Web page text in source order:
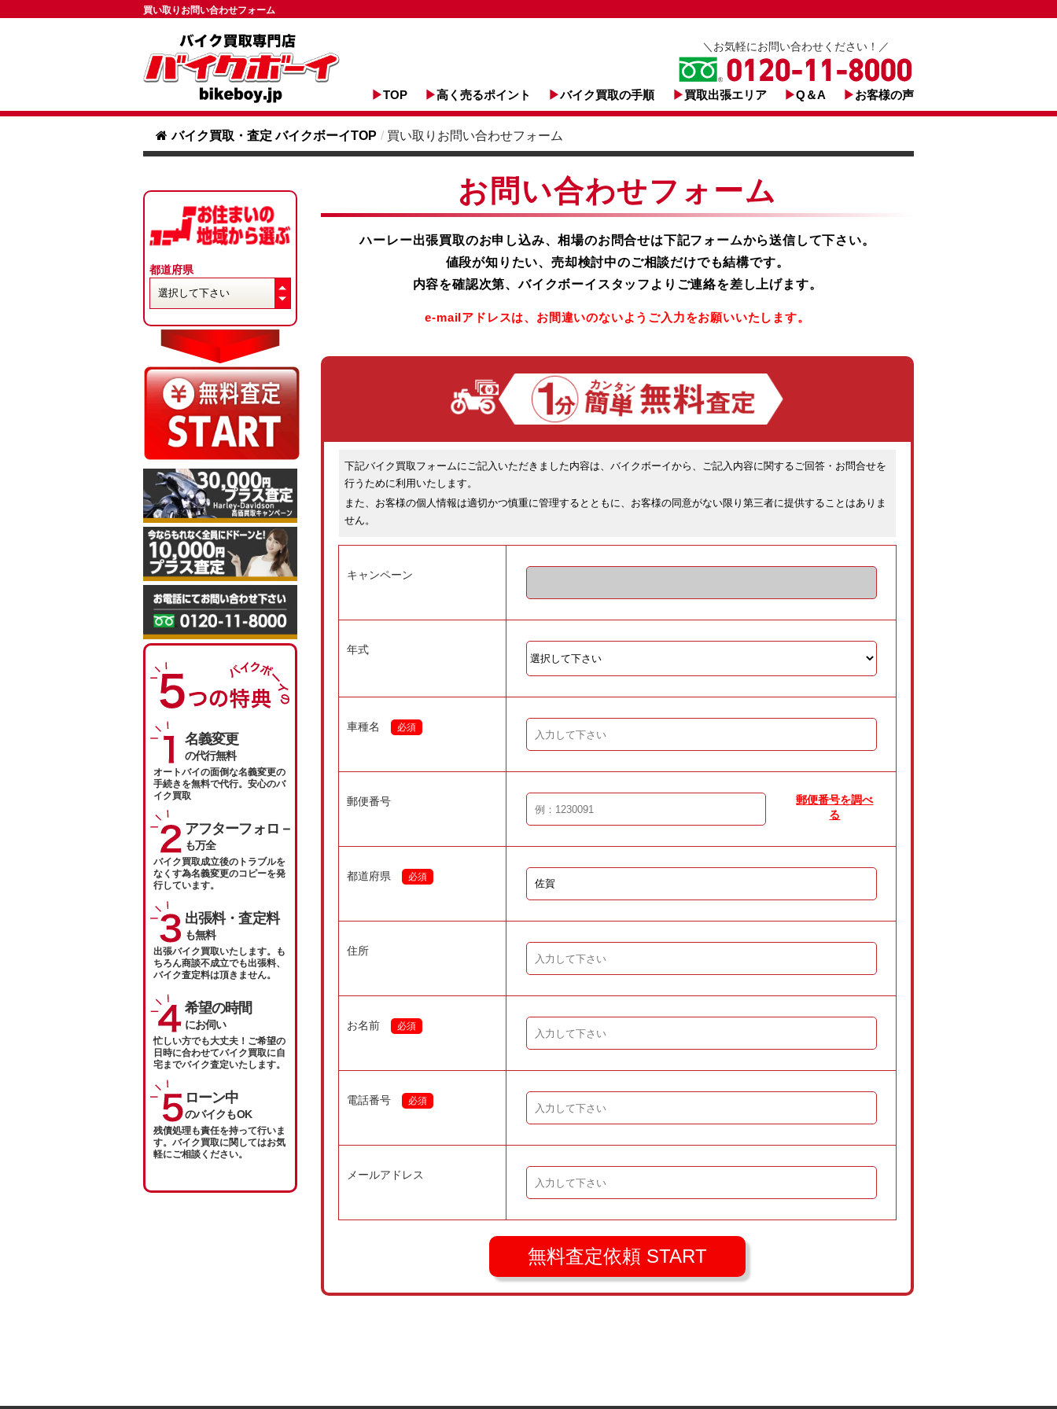
買い取りお問い合わせフォーム
＼お気軽にお問い合わせください！／
TOP 高く売るポイント バイク買取の手順 買取出張エリア Q＆A お客様の声
バイク買取・査定 バイクボーイTOP / 買い取りお問い合わせフォーム
お問い合わせフォーム
ハーレー出張買取のお申し込み、相場のお問合せは下記フォームから送信して下さい。
値段が知りたい、売却検討中のご相談だけでも結構です。
内容を確認次第、バイクボーイスタッフよりご連絡を差し上げます。
e-mailアドレスは、お間違いのないよう ご入力をお願いいたします。
下記バイク買取フォームにご記入いただきました内容は、バイクボーイから、ご記入内容に関するご回答・お問合せを
行うために利用いたします。
また、お客様の個人情報は適切かつ慎重に管理するとともに、お客様の同意がない限り第三者に提供することはありま
せん。
キャンペーン
年式
車種名 必須
郵便番号
郵便番号を調べ
る
都道府県 必須
住所
お名前 必須
電話番号 必須
メールアドレス
都道府県
名義変更
の代行無料
オートバイの面倒な名義変更の
手続きを無料で代行。安心のバ
イク買取
アフターフォロ－
も万全
バイク買取成立後のトラブルを
なくす為名義変更のコピーを発
行しています。
出張料・査定料
も無料
出張バイク買取いたします。も
ちろん商談不成立でも出張料、
バイク査定料は頂きません。
希望の時間
にお伺い
忙しい方でも大丈夫！ご希望の
日時に合わせてバイク買取に自
宅までバイク査定いたします。
ローン中
のバイクもOK
残債処理も責任を持って行いま
す。バイク買取に関してはお気
軽にご相談ください。